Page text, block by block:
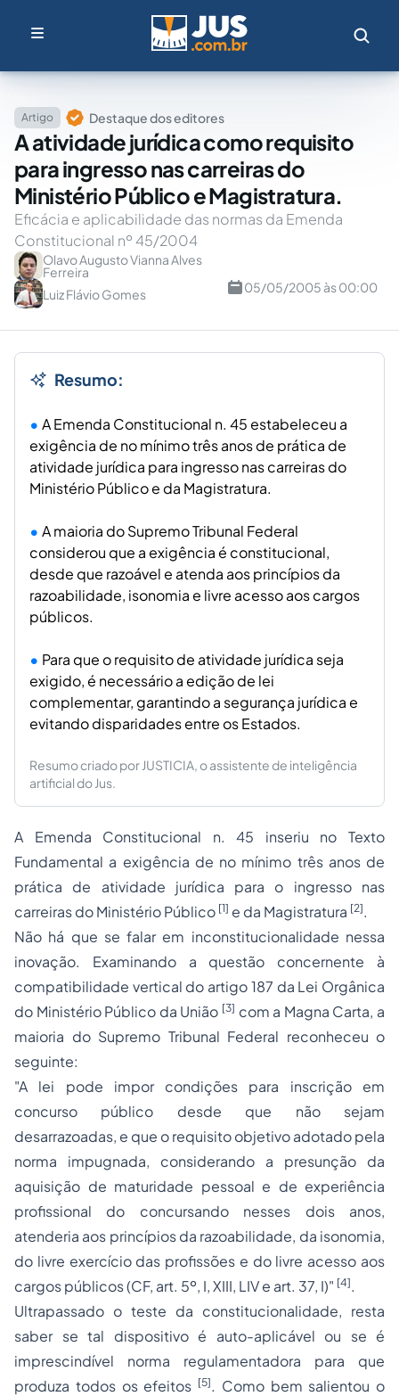
Artigo Destaque dos editores
A atividade jurídica como requisito
para ingresso nas carreiras do
Ministério Público e Magistratura.
Eficácia e aplicabilidade das normas da Emenda
Constitucional nº 45/2004
Olavo Augusto Vianna Alves
Ferreira
Luiz Flávio Gomes
05/05/2005 às 00:00
Resumo:
A Emenda Constitucional n. 45 estabeleceu a
exigência de no mínimo três anos de prática de
atividade jurídica para ingresso nas carreiras do
Ministério Público e da Magistratura.
A maioria do Supremo Tribunal Federal
considerou que a exigência é constitucional,
desde que razoável e atenda aos princípios da
razoabilidade, isonomia e livre acesso aos cargos
públicos.
Para que o requisito de atividade jurídica seja
exigido, é necessário a edição de lei
complementar, garantindo a segurança jurídica e
evitando disparidades entre os Estados.
Resumo criado por JUSTICIA, o assistente de inteligência
artificial do Jus.
A Emenda Constitucional n. 45 inseriu no Texto
Fundamental a exigência de no mínimo três anos de
prática de atividade jurídica para o ingresso nas
carreiras do Ministério Público [1] e da Magistratura [2].
Não há que se falar em inconstitucionalidade nessa
inovação. Examinando a questão concernente à
compatibilidade vertical do artigo 187 da Lei Orgânica
do Ministério Público da União [3] com a Magna Carta, a
maioria do Supremo Tribunal Federal reconheceu o
seguinte:
"A lei pode impor condições para inscrição em
concurso público desde que não sejam
desarrazoadas, e que o requisito objetivo adotado pela
norma impugnada, considerando a presunção da
aquisição de maturidade pessoal e de experiência
profissional do concursando nesses dois anos,
atenderia aos princípios da razoabilidade, da isonomia,
do livre exercício das profissões e do livre acesso aos
cargos públicos (CF, art. 5º, I, XIII, LIV e art. 37, I)" [4].
Ultrapassado o teste da constitucionalidade, resta
saber se tal dispositivo é auto-aplicável ou se é
imprescindível norma regulamentadora para que
produza todos os efeitos [5]. Como bem salientou o